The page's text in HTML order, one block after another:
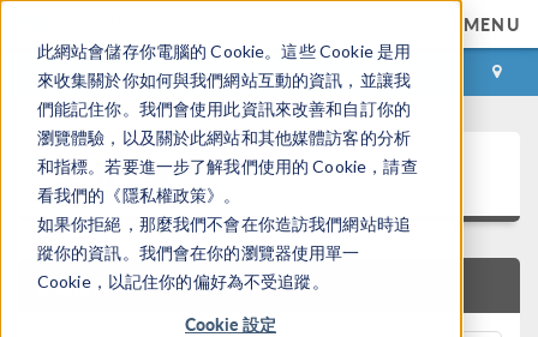
此網站會儲存你電腦的 Cookie。這些 Cookie 是用
來收集關於你如何與我們網站互動的資訊，並讓我
們能記住你。我們會使用此資訊來改善和自訂你的
瀏覽體驗，以及關於此網站和其他媒體訪客的分析
和指標。若要進一步了解我們使用的 Cookie，請查
看我們的《隱私權政策》。
如果你拒絕，那麼我們不會在你造訪我們網站時追
蹤你的資訊。我們會在你的瀏覽器使用單一
Cookie，以記住你的偏好為不受追蹤。
Cookie 設定
MENU
登录 咨询与购买
案例下载
快速搜索